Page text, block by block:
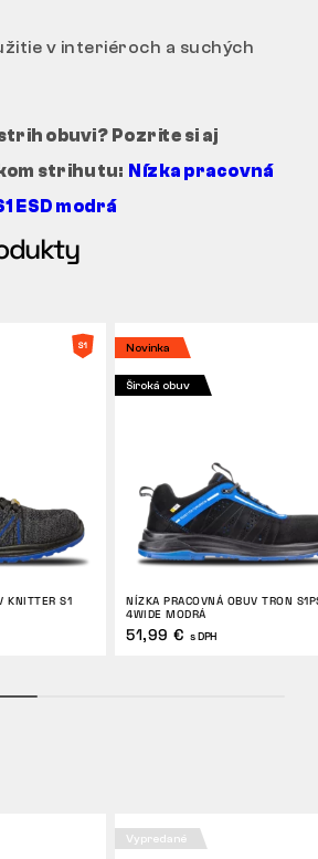
v interiéroch a suchých
obuvi? Pozrite si aj
strihu tu: Nízka pracovná
ESD modrá
KNITTER S1
Novinka
Široká obuv
NÍZKA PRACOVNÁ OBUV TRON
4WIDE MODRÁ
51,99 € s DPH
Vypredané